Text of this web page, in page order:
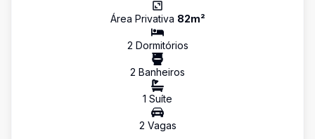
Área Privativa 82m²
2 Dormitórios
2 Banheiros
1 Suíte
2 Vagas